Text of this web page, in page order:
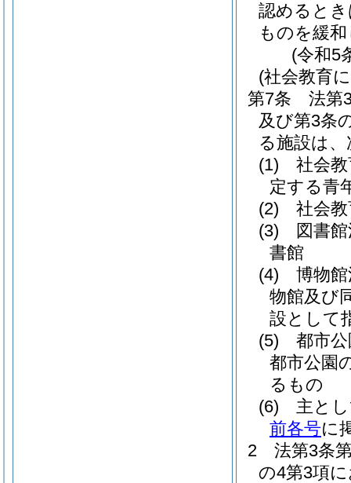
認めると
ものを緩
(令和5
(社会教育
第7条
法第
及び第3条
る施設は
(1)
社会
定する青
(2)
社会
(3)
図書
書館
(4)
博物
物館及び
設として
(5)
都市
都市公園
るもの
(6)
主と
前各号に
2
法第3条
の4第3項